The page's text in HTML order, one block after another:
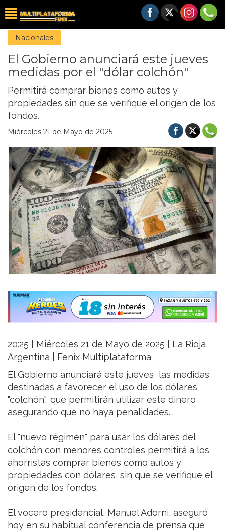
Nacionales
El Gobierno anunciará este jueves
medidas por el "dólar colchón"
Permitirá comprar bienes como autos y
propiedades sin que se verifique el origen de los
fondos.
Miércoles 21 de Mayo de 2025
20:25 | Miércoles 21 de Mayo de 2025 | La Rioja,
Argentina | Fenix Multiplataforma
El Gobierno anunciará este jueves las medidas
destinadas a favorecer el uso de los dólares
"colchón", que permitirán utilizar este dinero
asegurando que no haya penalidades.
El "nuevo régimen" para usar los dólares del
colchón con menores controles permitirá a los
ahorristas comprar bienes como autos y
propiedades con dólares, sin que se verifique el
origen de los fondos.
El vocero presidencial, Manuel Adorni, aseguró
hoy en su habitual conferencia de prensa que